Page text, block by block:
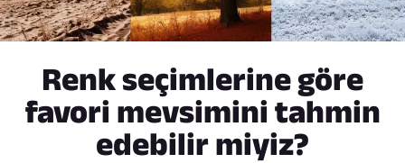
Renk seçimlerine göre
favori mevsimini tahmin
edebilir miyiz?